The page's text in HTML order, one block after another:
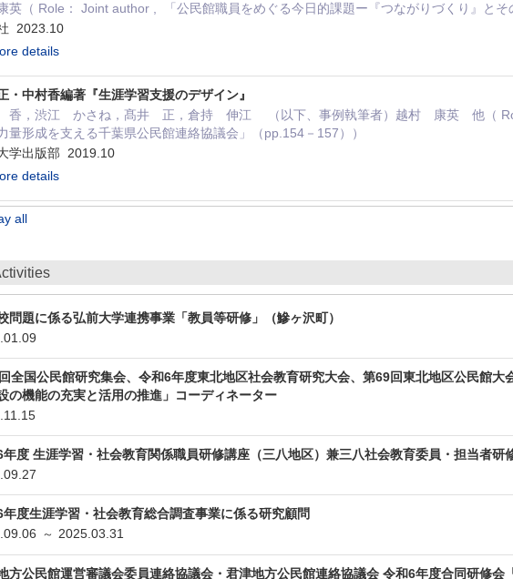
英（ Role： Joint author , 「公民館職員をめぐる今日的課題ー『つながりづくり』と
2023.10
details
・中村香編著『生涯学習支援のデザイン』
，渋江 かさね，髙井 正，倉持 伸江 （以下、事例執筆者）越村 康英 他（
量形成を支える千葉県公民館連絡協議会」（pp.154－157））
学出版部 2019.10
details
all
問題に係る弘前大学連携事業「教員等研修」（鰺ヶ沢町）
全国公民館研究集会、令和6年度東北地区社会教育研究大会、第69回東北地区公民館
の機能の充実と活用の推進」コーディネーター
年度 生涯学習・社会教育関係職員研修講座（三八地区）兼三八社会教育委員・担当者研
年度生涯学習・社会教育総合調査事業に係る研究顧問
～ 2025.03.31
方公民館運営審議会委員連絡協議会・君津地方公民館連絡協議会 令和6年度合同研修会